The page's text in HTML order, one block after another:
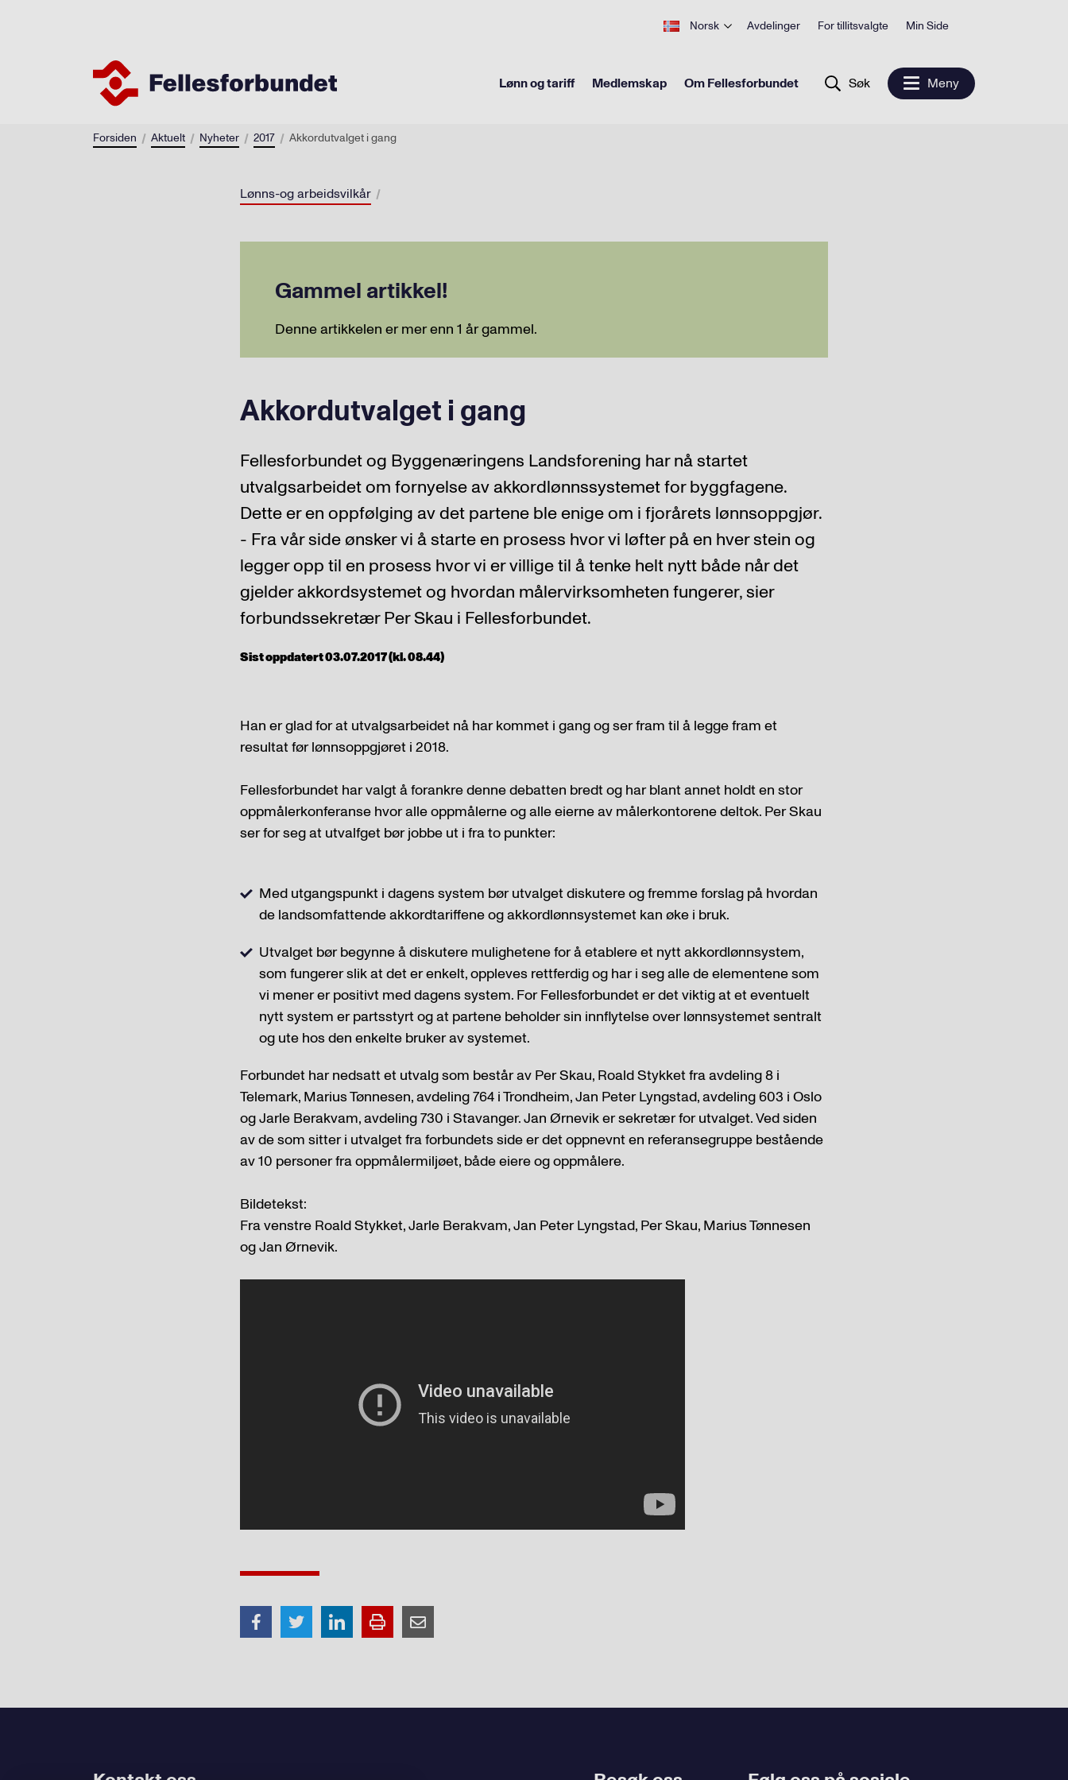
Norsk Avdelinger For tillitsvalgte Min Side
Lønn og tariff Medlemskap Om Fellesforbundet Søk Meny
Forsiden Aktuelt Nyheter 2017 Akkordutvalget i gang
Lønns-og arbeidsvilkår
Gammel artikkel!
Denne artikkelen er mer enn 1 år gammel.
Akkordutvalget i gang
Fellesforbundet og Byggenæringens Landsforening har nå startet
utvalgsarbeidet om fornyelse av akkordlønnssystemet for byggfagene.
Dette er en oppfølging av det partene ble enige om i fjorårets lønnsoppgjør.
- Fra vår side ønsker vi å starte en prosess hvor vi løfter på en hver stein og
legger opp til en prosess hvor vi er villige til å tenke helt nytt både når det
gjelder akkordsystemet og hvordan målervirksomheten fungerer, sier
forbundssekretær Per Skau i Fellesforbundet.
Sist oppdatert 03.07.2017 (kl. 08.44)
Han er glad for at utvalgsarbeidet nå har kommet i gang og ser fram til å legge fram et
resultat før lønnsoppgjøret i 2018.
Fellesforbundet har valgt å forankre denne debatten bredt og har blant annet holdt en stor
oppmålerkonferanse hvor alle oppmålerne og alle eierne av målerkontorene deltok. Per Skau
ser for seg at utvalfget bør jobbe ut i fra to punkter:
Med utgangspunkt i dagens system bør utvalget diskutere og fremme forslag på hvordan
de landsomfattende akkordtariffene og akkordlønnsystemet kan øke i bruk.
Utvalget bør begynne å diskutere mulighetene for å etablere et nytt akkordlønnsystem,
som fungerer slik at det er enkelt, oppleves rettferdig og har i seg alle de elementene som
vi mener er positivt med dagens system. For Fellesforbundet er det viktig at et eventuelt
nytt system er partsstyrt og at partene beholder sin innflytelse over lønnsystemet sentralt
og ute hos den enkelte bruker av systemet.
Forbundet har nedsatt et utvalg som består av Per Skau, Roald Stykket fra avdeling 8 i
Telemark, Marius Tønnesen, avdeling 764 i Trondheim, Jan Peter Lyngstad, avdeling 603 i Oslo
og Jarle Berakvam, avdeling 730 i Stavanger. Jan Ørnevik er sekretær for utvalget. Ved siden
av de som sitter i utvalget fra forbundets side er det oppnevnt en referansegruppe bestående
av 10 personer fra oppmålermiljøet, både eiere og oppmålere.
Bildetekst:
Fra venstre Roald Stykket, Jarle Berakvam, Jan Peter Lyngstad, Per Skau, Marius Tønnesen
og Jan Ørnevik.